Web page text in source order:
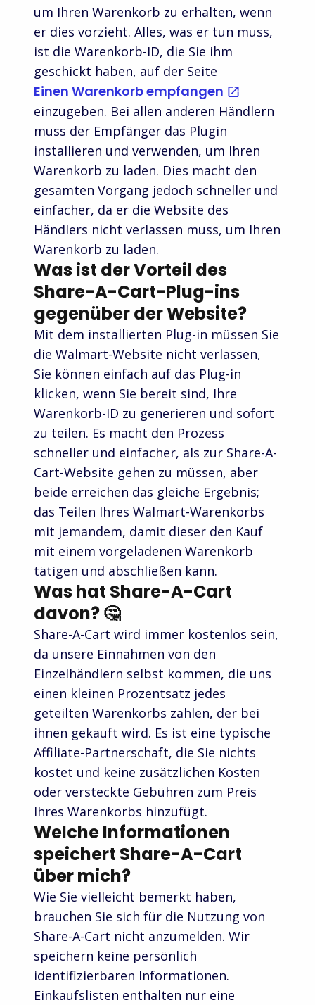
um Ihren Warenkorb zu erhalten, wenn
er dies vorzieht. Alles, was er tun muss,
ist die Warenkorb-ID, die Sie ihm
geschickt haben, auf der Seite
Einen Warenkorb empfangen
einzugeben. Bei allen anderen Händlern
muss der Empfänger das Plugin
installieren und verwenden, um Ihren
Warenkorb zu laden. Dies macht den
gesamten Vorgang jedoch schneller und
einfacher, da er die Website des
Händlers nicht verlassen muss, um Ihren
Warenkorb zu laden.
Was ist der Vorteil des
Share-A-Cart-Plug-ins
gegenüber der Website?
Mit dem installierten Plug-in müssen Sie
die Walmart-Website nicht verlassen,
Sie können einfach auf das Plug-in
klicken, wenn Sie bereit sind, Ihre
Warenkorb-ID zu generieren und sofort
zu teilen. Es macht den Prozess
schneller und einfacher, als zur Share-A-
Cart-Website gehen zu müssen, aber
beide erreichen das gleiche Ergebnis;
das Teilen Ihres Walmart-Warenkorbs
mit jemandem, damit dieser den Kauf
mit einem vorgeladenen Warenkorb
tätigen und abschließen kann.
Was hat Share-A-Cart
davon? 🤔
Share-A-Cart wird immer kostenlos sein,
da unsere Einnahmen von den
Einzelhändlern selbst kommen, die uns
einen kleinen Prozentsatz jedes
geteilten Warenkorbs zahlen, der bei
ihnen gekauft wird. Es ist eine typische
Affiliate-Partnerschaft, die Sie nichts
kostet und keine zusätzlichen Kosten
oder versteckte Gebühren zum Preis
Ihres Warenkorbs hinzufügt.
Welche Informationen
speichert Share-A-Cart
über mich?
Wie Sie vielleicht bemerkt haben,
brauchen Sie sich für die Nutzung von
Share-A-Cart nicht anzumelden. Wir
speichern keine persönlich
identifizierbaren Informationen.
Einkaufslisten enthalten nur eine